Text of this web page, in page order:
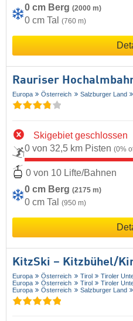
0 cm Berg (2000 m)
0 cm Tal (760 m)
Rauriser
Europa Österreich Salzburger Land
Skigebiet geschlossen
0 von 32,5 km Pisten (0%
0 von 10 Lifte/Bahnen
0 cm Berg (2175 m)
0 cm Tal (950 m)
KitzSki – Kitzbühel/​
Europa Österreich Tirol Tiroler
Europa
Österreich Tirol Tiroler
Europa
Österreich Salzburger Land